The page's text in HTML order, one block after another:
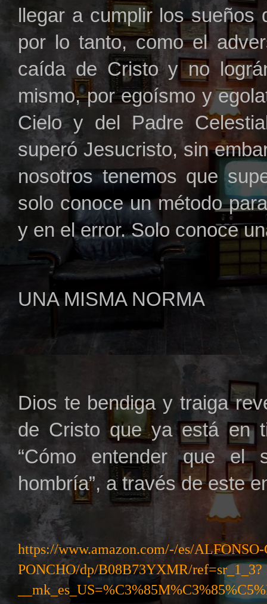
llegar a cumplir los sueños
por lo tanto, como el
caída de Cristo y no
mismo, por egoísmo y
Cielo y del Padre
superó Jesucristo, sin
nosotros tenemos que
solo conoce un método
y en el error. Solo conoce
UNA MISMA NORMA
Dios te bendiga y traiga
de Cristo que ya estáen
“Cómo entender que el
hombría”, a través de este
https://www.amazon.com/-/es/
PONCHO/dp/B08B73YXMR/ref=sr_1_3?